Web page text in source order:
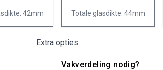
42mm Totale glasdikte: 44mm
Extra opties
Vakverdeling nodig?